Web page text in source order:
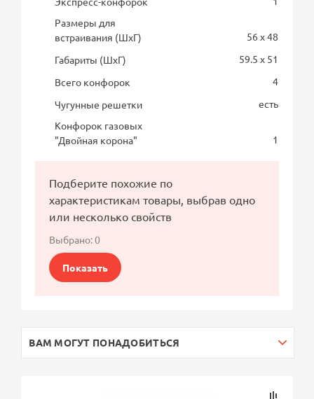
Размеры для
встраивания (ШхГ)
56 x 48
Габариты (ШхГ)
59.5 x 51
Всего конфорок
4
Чугунные решетки
есть
Конфорок газовых
"Двойная корона"
1
Подберите похожие по
характеристикам товары, выбрав одно
или несколько свойств
Выбрано:0
Показать
ВАМ МОГУТ ПОНАДОБИТЬСЯ